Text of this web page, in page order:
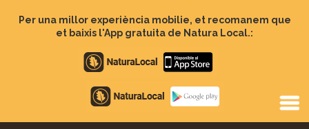
Per una millor experiència mobilie, et recomanem que
et baixis l'App gratuita de Natura Local.:
Apple
store
Google
Play